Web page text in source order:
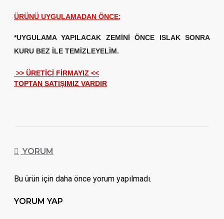
ÜRÜNÜ UYGULAMADAN ÖNCE;
*UYGULAMA YAPILACAK ZEMİNİ ÖNCE ISLAK SONRA
KURU BEZ İLE TEMİZLEYELİM.
>> ÜRETİCİ FİRMAYIZ <<
TOPTAN SATIŞIMIZ VARDIR
YORUM
Bu ürün için daha önce yorum yapılmadı.
YORUM YAP